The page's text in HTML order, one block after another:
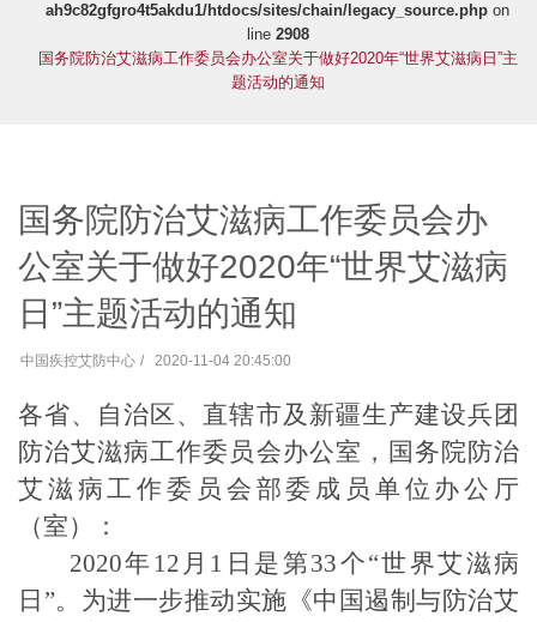
ah9c82gfgro4t5akdu1/htdocs/sites/chain/legacy_source.php on
line 2908
国务院防治艾滋病工作委员会办公室关于做好2020年“世界艾滋病日”主
题活动的通知
国务院防治艾滋病工作委员会办
公室关于做好2020年“世界艾滋病
日”主题活动的通知
中国疾控艾防中心 2020-11-04 20:45:00
各省、自治区、直辖市及新疆生产建设兵团
防治艾滋病工作委员会办公室，国务院防治
艾滋病工作委员会部委成员单位办公厅
（室）：
2020年 12 月 1 日是第33个“世界艾滋病
日”。为进一步推动实施《中国遏制与防治艾